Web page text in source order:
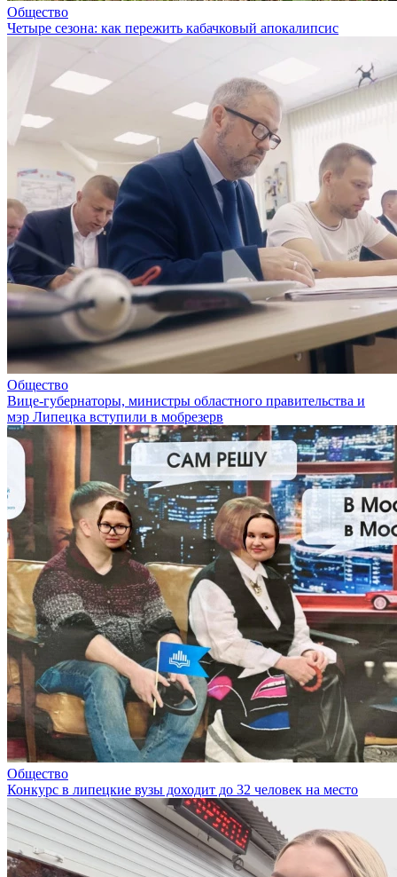
Общество
Четыре сезона: как пережить кабачковый апокалипсис
Общество
Вице-губернаторы, министры областного правительства и
мэр Липецка вступили в мобрезерв
Общество
Конкурс в липецкие вузы доходит до 32 человек на место